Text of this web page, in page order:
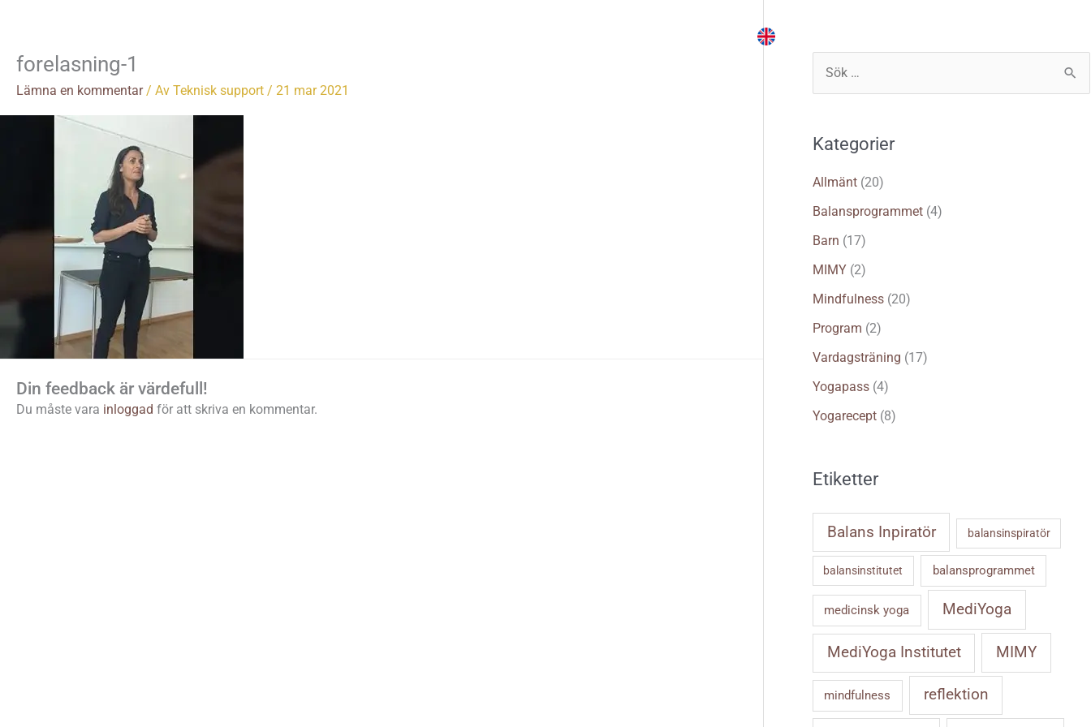
innehåll
forelasning-1
Lämna en kommentar / Av Teknisk support / 21 mar 2021
Din feedback är värdefull!
Du måste vara inloggad för att skriva en kommentar.
e
f
t
e
Kategorier
Allmänt(20)
Balansprogrammet(4)
Barn (17)
MIMY(2)
Mindfulness(20)
Program (2)
Vardagsträning (17)
Yogapass(4)
Yogarecept(8)
Etiketter
Balans Inpiratör balansinspiratör
balansinstitutet balansprogrammet
medicinsk yoga MediYoga
MediYoga Institutet MIMY
mindfulness reflektion